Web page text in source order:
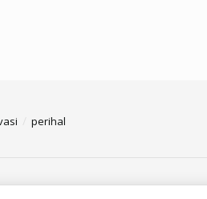
perihal